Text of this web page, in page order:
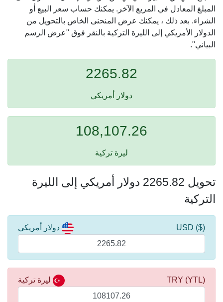
المبلغ المعادل في المربع الآخر. يمكنك حساب سعر البيع أو
الشراء. بعد ذلك ، يمكنك عرض المنحنى الخاص بالتحويل من
الدولار الأمريكي إلى الليرة التركية بالنقر فوق "عرض الرسم
البياني".
2265.82
دولار أمريكي
108,107.26
ليرة تركية
تحويل 2265.82 دولار أمريكي إلى الليرة
التركية
دولار أمريكي ($) USD
ليرة تركية (YTL) TRY